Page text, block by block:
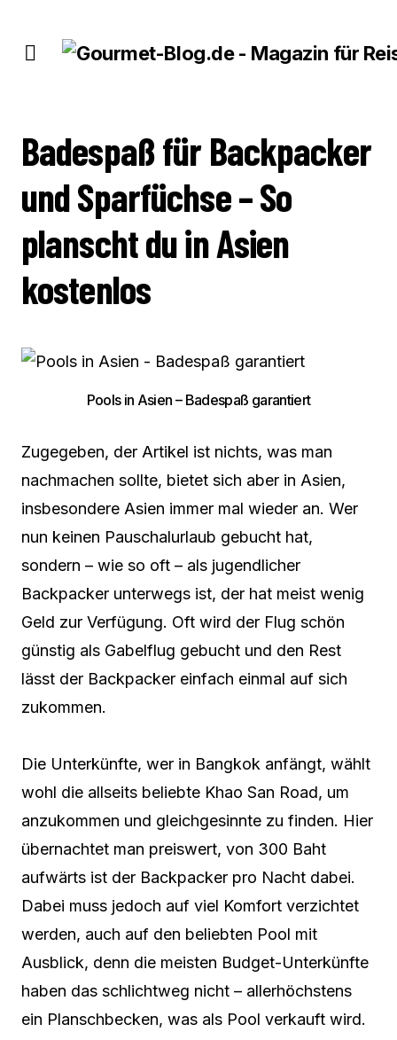
Badespaß für Backpacker
und Sparfüchse – So
planscht du in Asien
kostenlos
Pools in Asien – Badespaß garantiert
Zugegeben, der Artikel ist nichts, was man
nachmachen sollte, bietet sich aber in Asien,
insbesondere Asien immer mal wieder an. Wer
nun keinen Pauschalurlaub gebucht hat,
sondern – wie so oft – als jugendlicher
Backpacker unterwegs ist, der hat meist wenig
Geld zur Verfügung. Oft wird der Flug schön
günstig als Gabelflug gebucht und den Rest
lässt der Backpacker einfach einmal auf sich
zukommen.
Die Unterkünfte, wer in Bangkok anfängt, wählt
wohl die allseits beliebte Khao San Road, um
anzukommen und gleichgesinnte zu finden. Hier
übernachtet man preiswert, von 300 Baht
aufwärts ist der Backpacker pro Nacht dabei.
Dabei muss jedoch auf viel Komfort verzichtet
werden, auch auf den beliebten Pool mit
Ausblick, denn die meisten Budget-Unterkünfte
haben das schlichtweg nicht – allerhöchstens
ein Planschbecken, was als Pool verkauft wird.